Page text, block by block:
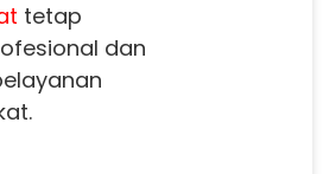
tetap
dan